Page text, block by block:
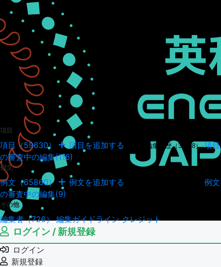
項目
項目（59630） 項目を追加する 項目の編集履歴（34948） 項目
の審査中の編集(116)
例文
例文（65860） 例文を追加する
例文
の審査中の編集(9)
その他
編集者（726）編集ガイドラインクレジット
ログイン / 新規登録
ログイン
新規登録